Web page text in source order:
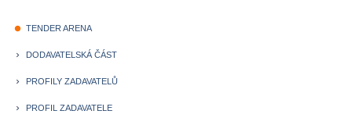
fiber_manual_record TENDER ARENA
keyboard_arrow_right DODAVATELSKÁ ČÁST
keyboard_arrow_right PROFILY ZADAVATELŮ
keyboard_arrow_right PROFIL ZADAVATELE